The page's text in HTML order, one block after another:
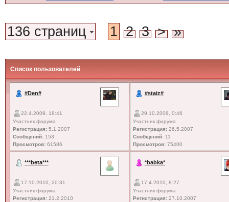
136 страниц 1 2 3 > »
Список пользователей
#Den#
22.4.2009, 18:41
Участник форума
Регистрация:5.1.2007
Сообщений:153
Просмотров:61586
#staiz#
29.10.2008, 0:46
Участник форума
Регистрация:26.5.2007
Сообщений:11
Просмотров:75400
***beta***
17.10.2010, 20:31
Участник форума
Регистрация:21.2.2010
*babka*
17.4.2010, 8:27
Участник форума
Регистрация:27.10.2007